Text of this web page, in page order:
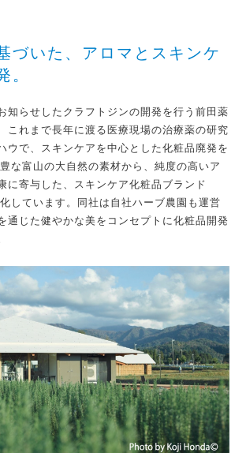
づいた、アロマとスキンケ
。
知らせしたクラフトジンの開発を行う前田薬
これまで長年に渡る医療現場の治療薬の研究
ウで、スキンケアを中心とした化粧品廃発を
な富山の大自然の素材から、純度の高いア
に寄与した、スキンケア化粧品ブランド
しています。同社は自社ハーブ農園も運営
通じた健やかな美をコンセプトに化粧品開発